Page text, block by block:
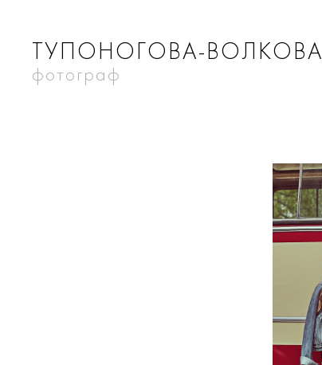
ТУПОНОГОВА-ВОЛКОВА
фотограф